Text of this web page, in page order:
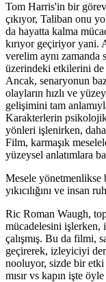
Tom Harris'in bir görev
çıkıyor, Taliban onu
da hayatta kalma
kırıyor geçiriyor yani.
verelim aynı zamanda
üzerindeki etkilerini de
Ancak, senaryonun
olayların hızlı ve
gelişimini tam
Karakterlerin
yönleri işlenirken,
Film, karmaşık
yüzeysel anlatımlara
Mesele yönetmenlikse
yıkıcılığını ve insan
Ric Roman Waugh,
mücadelesini işlerken,
çalışmış. Bu da filmi,
geçirerek, izleyiciyi
nooluyor, sizde bir etki
mısır vs kapın işte